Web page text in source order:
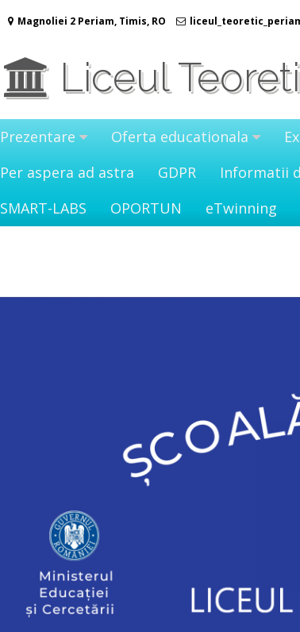
Magnoliei 2 Periam, Timis, RO
Liceul
Prezentare Oferta educationala
Per aspera ad astra
GDPR Informatii
SMART-LABS
OPORTUN eTwinning